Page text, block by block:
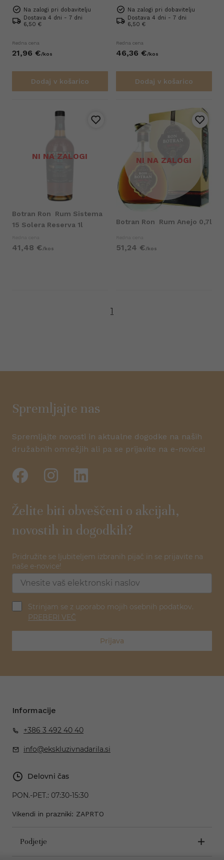
Na zalogi pri dobavitelju
Dostava 4 dni - 7 dni
6,50 €
Redna cena
21,96 €/kos
Dodaj v košarico
Na zalogi pri dobavitelju
Dostava 4 dni - 7 dni
6,50 €
Redna cena
46,36 €/kos
Dodaj v košarico
NI NA ZALOGI
Botran Ron
Rum Sistema
15 Solera Reserva 1l
41,48 €/kos
NI NA ZALOGI
Botran Ron Rum Anejo 0,7l
51,24 €/kos
1
Spremljajte nas
Spremljajte novosti in aktualne dogodke na naših
družabnih omrežjih ali pa se prijavite na e-novice!
Želite biti obveščeni o akcijah,
novostih in dogodkih?
Pridružite se ljubiteljem izbranih pijač in se prijavite na
naše e-novice!
Strinjam se z uporabo mojih osebnih podatkov.
PREBERI VEČ
Prijava
Informacije
+386 3 492 40 40
info@ekskluzivnadarila.si
Delovni čas
PON.-PET.: 07:30-15:30
Vikendi in prazniki: ZAPRTO
Podjetje